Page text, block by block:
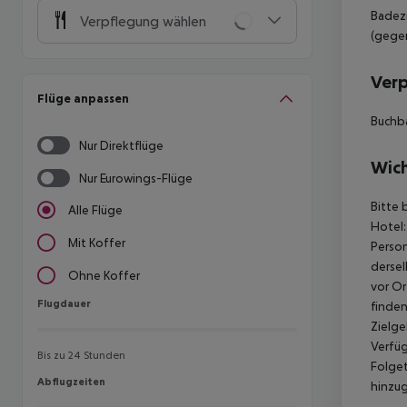
Verpflegung wählen
Flüge anpassen
Nur Direktflüge
Nur Eurowings-Flüge
Alle Flüge
Mit Koffer
Ohne Koffer
Flugdauer
Flugdauer
Bis zu 24 Stunden
Abflugzeiten
Abflugzeiten
Bitte
Hotel:
vor